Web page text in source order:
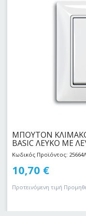
ΜΠΟΥΤΟΝ
BASIC ΛΕΥΚΟ ΜΕ
Κωδικός Προϊόντος:
10,70 €
Προτεινόμενη τιμή